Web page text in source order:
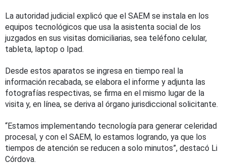
La autoridad judicial explicó que el SAEM se instala en los
equipos tecnológicos que usa la asistenta social de los
juzgados en sus visitas domiciliarias, sea teléfono celular,
tableta, laptop o Ipad.
Desde estos aparatos se ingresa en tiempo real la
información recabada, se elabora el informe y adjunta las
fotografías respectivas, se firma en el mismo lugar de la
visita y, en línea, se deriva al órgano jurisdiccional solicitante.
“Estamos implementando tecnología para generar celeridad
procesal, y con el SAEM, lo estamos logrando, ya que los
tiempos de atención se reducen a solo minutos”, destacó Li
Córdova.